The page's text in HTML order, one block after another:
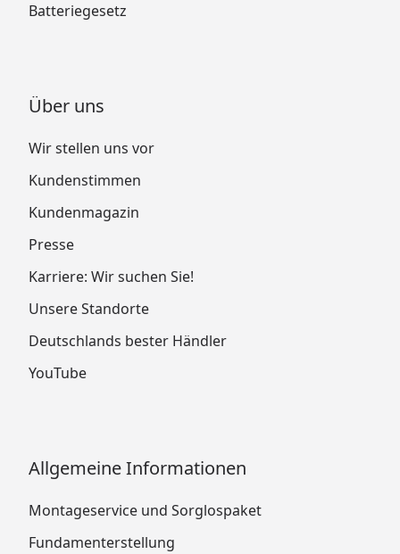
Batteriegesetz
Über uns
Wir stellen uns vor
Kundenstimmen
Kundenmagazin
Presse
Karriere: Wir suchen Sie!
Unsere Standorte
Deutschlands bester Händler
YouTube
Allgemeine Informationen
Montageservice und Sorglospaket
Fundamenterstellung